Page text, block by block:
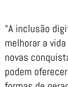
“A inclusão
melhorar a
novas
podem